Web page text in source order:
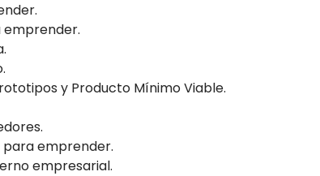
emprender.
y Producto Mínimo Viable.
emprender.
empresarial.